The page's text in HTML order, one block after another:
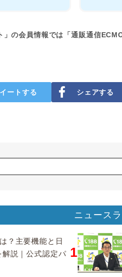
の会員情報では「通販通信
ートする シェアする
？主要機能と日
説｜公式認定パ
ニュース
1